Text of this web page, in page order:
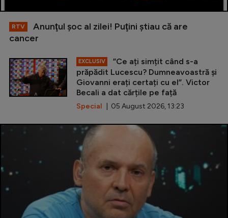
RTV
Anunţul şoc al zilei! Puţini ştiau că are
cancer
EXCLUSIV
”Ce ați simțit când s-a
prăpădit Lucescu? Dumneavoastră și
Giovanni erați certați cu el”. Victor
Becali a dat cărțile pe față
Special | 05 August 2026, 13:23